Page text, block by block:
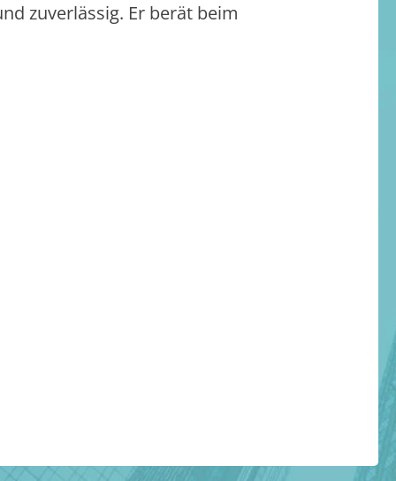
zuverlässig. Er berät beim